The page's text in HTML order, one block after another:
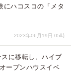
にハコスコの「メタ
2023年06月19日 05時
に移転し、ハイブ
ープンハウスイベ